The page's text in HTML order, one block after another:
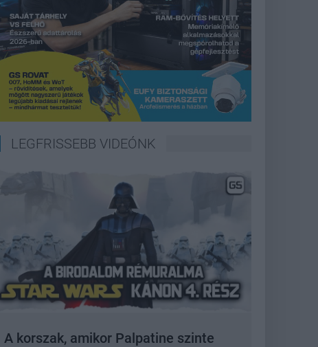
LEGFRISSEBB VIDEÓNK
A korszak, amikor Palpatine szinte